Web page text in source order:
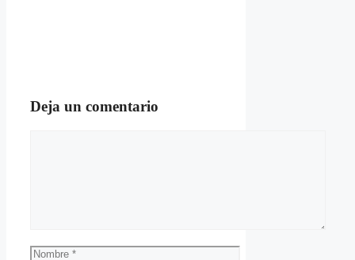
Deja un comentario
Nombre